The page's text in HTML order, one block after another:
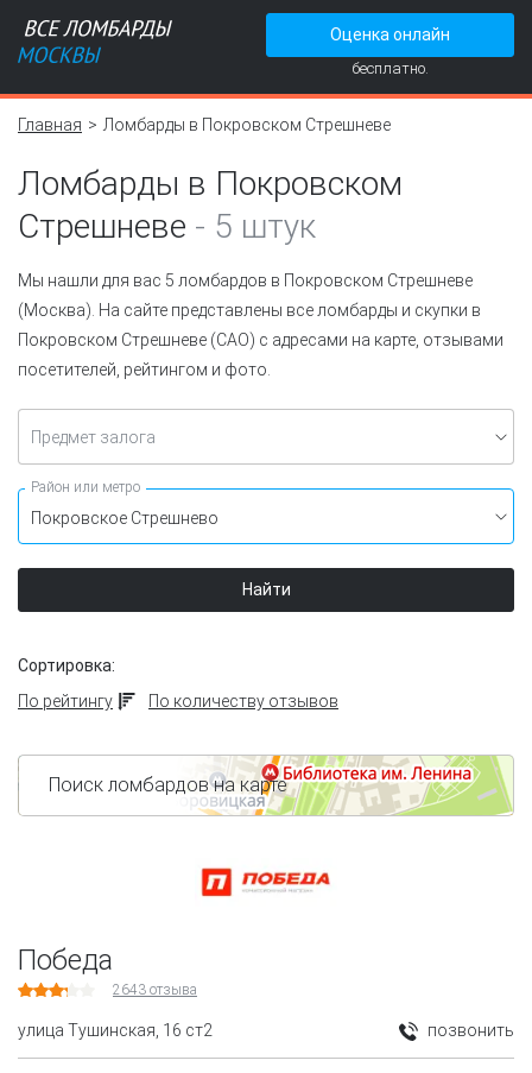
Оценка онлайн
бесплатно.
Главная Ломбарды в Покровском Стрешневе
Ломбарды в Покровском
Стрешневе - 5 штук
Мы нашли для вас 5 ломбардов в Покровском Стрешневе
(Москва). На сайте представлены все ломбарды и скупки в
Покровском Стрешневе (САО) с адресами на карте, отзывами
посетителей, рейтингом и фото.
Предмет залога
Район или метро
Покровское Стрешнево
Найти
Сортировка:
По рейтингу
По количеству отзывов
Поиск ломбардов на карте
Победа
2643 отзыва
позвонить
улица Тушинская, 16 ст2